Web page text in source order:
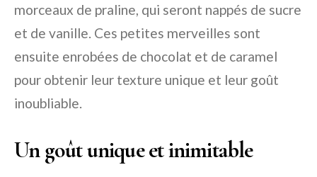
morceaux de praline, qui seront nappés de sucre
et de vanille. Ces petites merveilles sont
ensuite enrobées de chocolat et de caramel
pour obtenir leur texture unique et leur goût
inoubliable.
Un goût unique et inimitable